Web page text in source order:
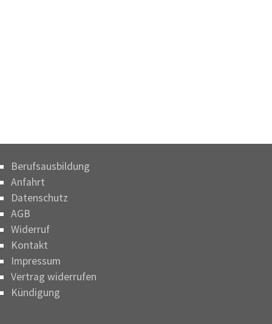
Berufsausbildung
Anfahrt
Datenschutz
AGB
Widerruf
Kontakt
Impressum
Vertrag widerrufen
Kündigung